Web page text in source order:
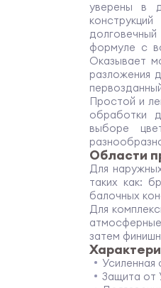
уверены в
формуле с
Оказывает
разложения
Простой и
обработки
выборе
Области
Для
таких как:
балочных
Для
затем
Защита от